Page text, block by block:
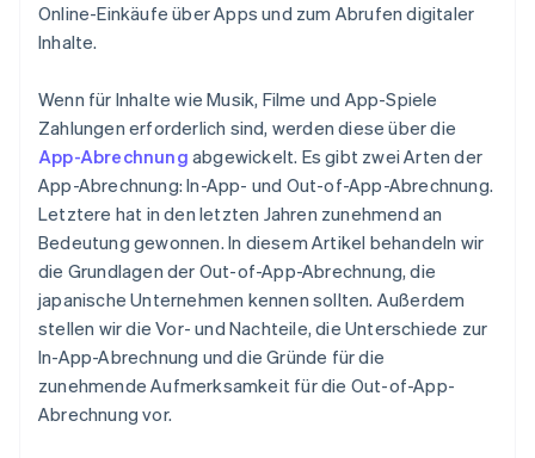
Online-Einkäufe über Apps und zum Abrufen digitaler
Inhalte.
Wenn für Inhalte wie Musik, Filme und App-Spiele
Zahlungen erforderlich sind, werden diese über die
App-Abrechnung abgewickelt. Es gibt zwei Arten der
App-Abrechnung: In-App- und Out-of-App-Abrechnung.
Letztere hat in den letzten Jahren zunehmend an
Bedeutung gewonnen. In diesem Artikel behandeln wir
die Grundlagen der Out-of-App-Abrechnung, die
japanische Unternehmen kennen sollten. Außerdem
stellen wir die Vor- und Nachteile, die Unterschiede zur
In-App-Abrechnung und die Gründe für die
zunehmende Aufmerksamkeit für die Out-of-App-
Abrechnung vor.